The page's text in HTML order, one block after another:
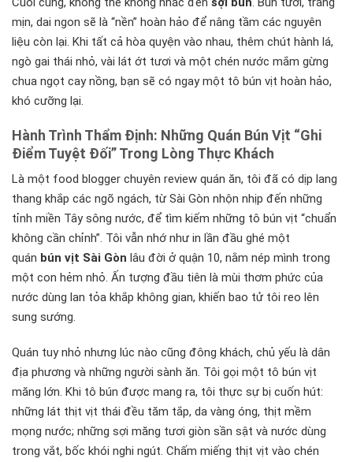
mịn, dai ngon sẽ là “nền” hoàn hảo để nâng tầm các nguyên
liệu còn lại. Khi tất cả hòa quyện vào nhau, thêm chút hành lá,
ngò gai thái nhỏ, vài lát ớt tươi và một chén nước mắm gừng
chua ngọt cay nồng, bạn sẽ có ngay một tô bún vịt hoàn hảo,
khó cưỡng lại.
Hành Trình Thẩm Định: Những Quán Bún Vịt “Ghi
Điểm Tuyệt Đối” Trong Lòng Thực Khách
Là một food blogger chuyên review quán ăn, tôi đã có dịp lang
thang khắp các ngõ ngách, từ Sài Gòn nhộn nhịp đến những
tỉnh miền Tây sông nước, để tìm kiếm những tô bún vịt “chuẩn
không cần chỉnh”. Tôi vẫn nhớ như in lần đầu ghé một
quán bún vịt Sài Gòn lâu đời ở quận 10, nằm nép mình trong
một con hẻm nhỏ. Ấn tượng đầu tiên là mùi thơm phức của
nước dùng lan tỏa khắp không gian, khiến bao tử tôi reo lên
sung sướng.
Quán tuy nhỏ nhưng lúc nào cũng đông khách, chủ yếu là dân
địa phương và những người sành ăn. Tôi gọi một tô bún vịt
măng lớn. Khi tô bún được mang ra, tôi thực sự bị cuốn hút:
những lát thịt vịt thái đều tăm tắp, da vàng óng, thịt mềm
mọng nước; những sợi măng tươi giòn sần sật và nước dùng
trong vắt, bốc khói nghi ngút. Chấm miếng thịt vịt vào chén